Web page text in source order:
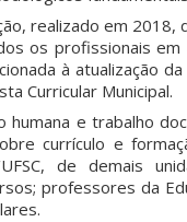
realizado em
os profissionais em
à atualização
Curricular Municipal.
humana e trabalho
currículo e
de demais
professores da